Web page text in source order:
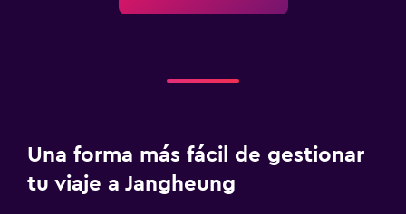
Una forma más fácil de gestionar
tu viaje a Jangheung